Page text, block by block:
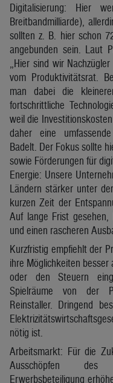
Digitalisierung: Hier
Breitbandmilliarde),
sollten z. B. hier schon
angebunden sein. Laut
„Hier sind wir
vom Produktivitätsrat.
man dabei die
fortschrittliche
weil die
daher eine
Badelt. Der Fokus sollte
sowie Förderungen für
Energie: Unsere
Ländern stärker unter
kurzen Zeit der
Auf lange Frist
und einen rascheren
Kurzfristig empfiehlt der
ihre Möglichkeiten
oder den Steuern
Spielräume von der
Reinstaller. Dringend
nötig ist.
Arbeitsmarkt: Für die
Ausschöpfen des
Erwerbsbeteiligung